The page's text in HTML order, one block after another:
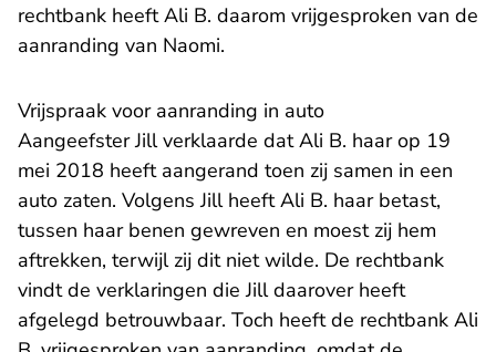
rechtbank heeft Ali B. daarom vrijgesproken van de
aanranding van Naomi.
Vrijspraak voor aanranding in auto
Aangeefster Jill verklaarde dat Ali B. haar op 19
mei 2018 heeft aangerand toen zij samen in een
auto zaten. Volgens Jill heeft Ali B. haar betast,
tussen haar benen gewreven en moest zij hem
aftrekken, terwijl zij dit niet wilde. De rechtbank
vindt de verklaringen die Jill daarover heeft
afgelegd betrouwbaar. Toch heeft de rechtbank Ali